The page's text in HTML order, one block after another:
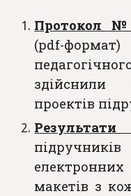
Протокол №
(pdf-
здійснили
проектів
макетів з